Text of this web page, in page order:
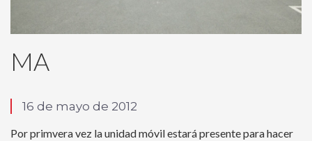
MA
16 de mayo de 2012
Por primvera vez la unidad móvil estará presente para hacer